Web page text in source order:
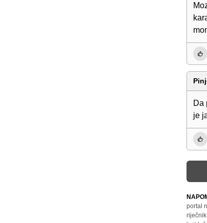
Da
je
portal